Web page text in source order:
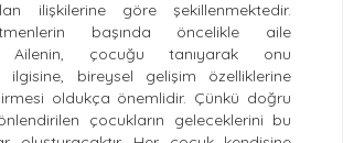
ilişkilerine göre şekillenmektedir.
başında öncelikle aile
Ailenin, çocuğu tanıyarak onu
ilgisine, bireysel gelişim özelliklerine
oldukça önemlidir. Çünkü doğru
çocukların geleceklerini bu